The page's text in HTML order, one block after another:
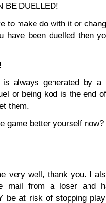
BE DUELLED!
to make do with it or
have been duelled then
always generated by a
or being kod is the end
them.
game better yourself now?
very well, thank you. I
mail from a loser and
be at risk of stopping